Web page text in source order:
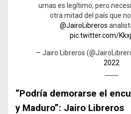
urnas es legítimo, pero
otra mitad del país que
@JairoLibreros
pic.twitter.com/
— Jairo Libreros
2022
“Podría demorarse el
y Maduro”: Jairo Libreros